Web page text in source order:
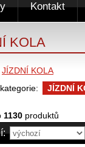
KOLA
JÍZDNÍ KOLA
JÍZDNÍ
1130 produktů
Kontakt